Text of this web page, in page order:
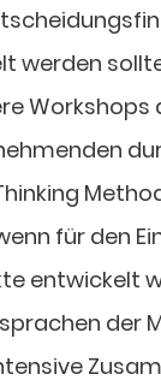
werden
für den
entwickelt
der